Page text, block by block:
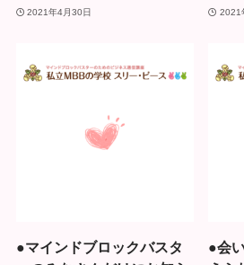
2021年4月30日 2021
●マインドブロックバスタ
●会